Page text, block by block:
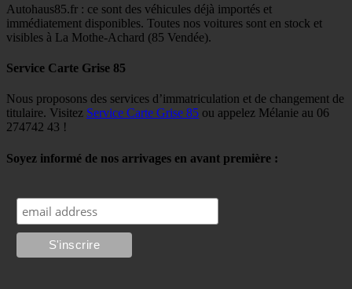
Autohaus85.fr : ce sont des véhicules déjà importés et
immédiatement disponibles. Toutes nos voitures sont en stock et
visibles à La Mothe-Achard (85 Vendée).
Service Carte Grise 85
Nous proposons des services d’immatriculation et de changement de
titulaire. Visitez Service Carte Grise 85 ou appelez Mélanie au 06
274742 43 !
Soyez informé de nos arrivages en avant première :